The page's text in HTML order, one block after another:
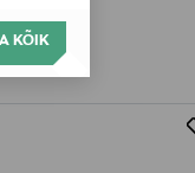
KÕIK